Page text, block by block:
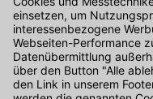
Kontakt